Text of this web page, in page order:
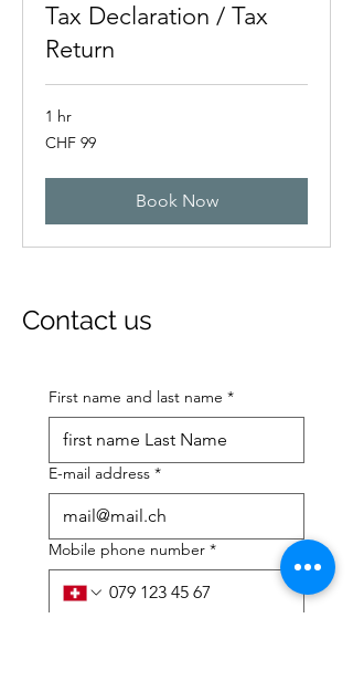
Tax Declaration / Tax
Return
1 hr
99
Swiss
CHF 99
Book Now
Contact us
First name and last name *
E-mail address *
Mobile phone number *